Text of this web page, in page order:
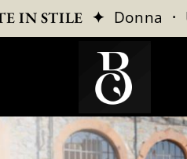
IN STILE ✦ Donna ·